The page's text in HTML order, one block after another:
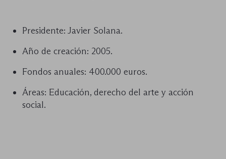
Presidente: Javier Solana.
Año de creación: 2005.
Fondos anuales: 400.000 euros.
Áreas: Educación, derecho del arte y acción
social.